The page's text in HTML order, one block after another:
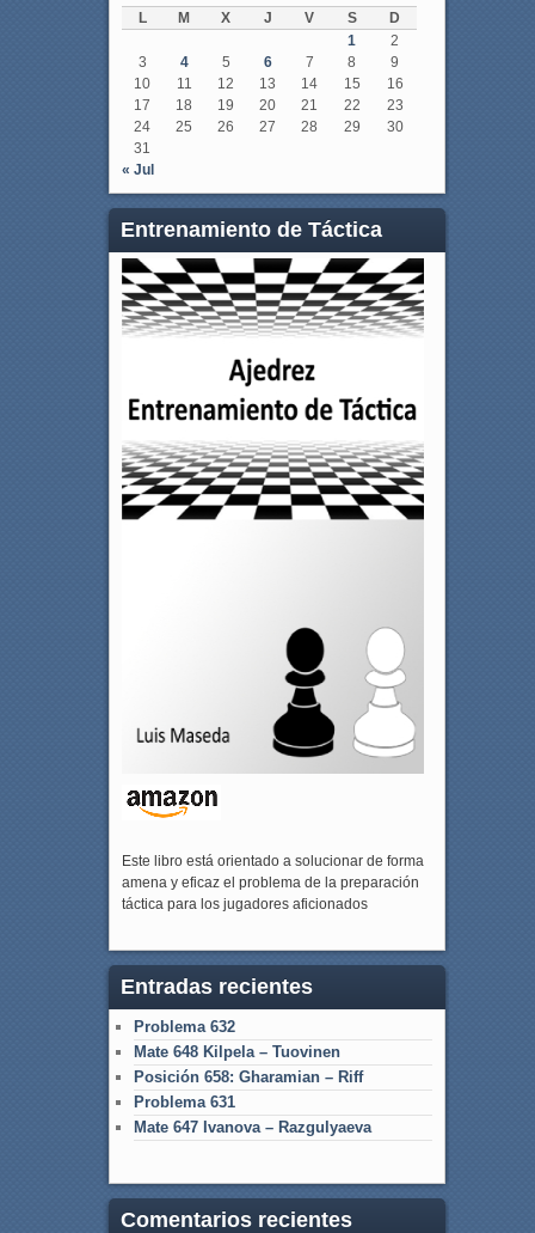
L M X J V S
D
1
2
3
4 5 6 7 8
9
10
11 12 13 14 15
16
17
18 19 20 21 22
23
24
25 26 27 28 29
30
31
« Jul
Entrenamiento de Táctica
Este libro está orientado a solucionar de forma
amena y eficaz el problema de la preparación
táctica para los jugadores aficionados
Entradas recientes
Problema 632
Mate 648 Kilpela – Tuovinen
Posición 658: Gharamian – Riff
Problema 631
Mate 647 Ivanova – Razgulyaeva
Comentarios recientes